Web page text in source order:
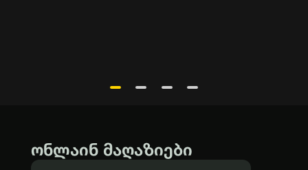
ონლაინ მაღაზიები